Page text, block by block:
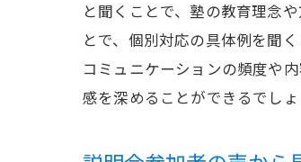
と聞くことで、塾の教育理念
とで、個別対応の具体例を聞
コミュニケーションの頻度や
感を深めることができるでしょ